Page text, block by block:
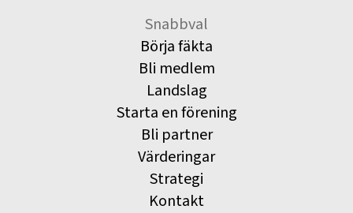
Snabbval
Börja fäkta
Bli medlem
Landslag
Starta en förening
Bli partner
Värderingar
Strategi
Kontakt